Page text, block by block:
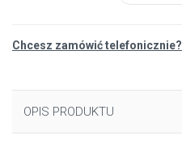
Chcesz zamówić telefonicznie?
OPIS PRODUKTU